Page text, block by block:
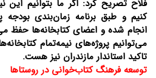
فلاح تصریح کرد: اگر ما بتوانیم
کنیم و طبق برنامه زمان‌بندی بودجه
انجام شده و اعضای کتابخانه‌ها حفظ
می‌توانیم پروژه‌های نیمه‌تمام
تاکید استاندار مازندران نیز هست.
توسعه فرهنگ کتاب‌خوانی در روستاها